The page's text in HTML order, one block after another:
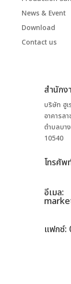
News & Event
Download
Contact us
สำนัก
บริษัท ฮูเ
อาคารล
ตำบลบา
10540
โทรศัพ
อีเมล:
แฟกซ์: